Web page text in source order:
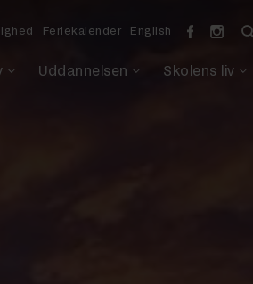
Uddannelsen Skolens liv
Feriekalender English